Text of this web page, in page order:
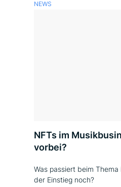
NEWS
NFTs im
vorbei?
Was passiert beim
der Einstieg noch?